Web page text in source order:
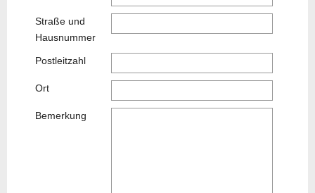
Straße und
Hausnummer
Postleitzahl
Ort
Bemerkung